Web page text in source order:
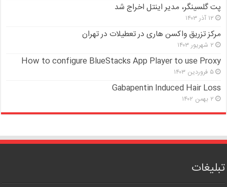
پت گلسینگر، مدیر اینتل اخراج شد
۱۲ آذر ۱۴۰۳
مرکز تزریق واکسن هاری در تعطیلات در تهران
۲ شهریور ۱۴۰۳
How to configure BlueStacks App Player to use Proxy
۵ فروردین ۱۴۰۳
Gabapentin Induced Hair Loss
۲ بهمن ۱۴۰۲
تبلیغات